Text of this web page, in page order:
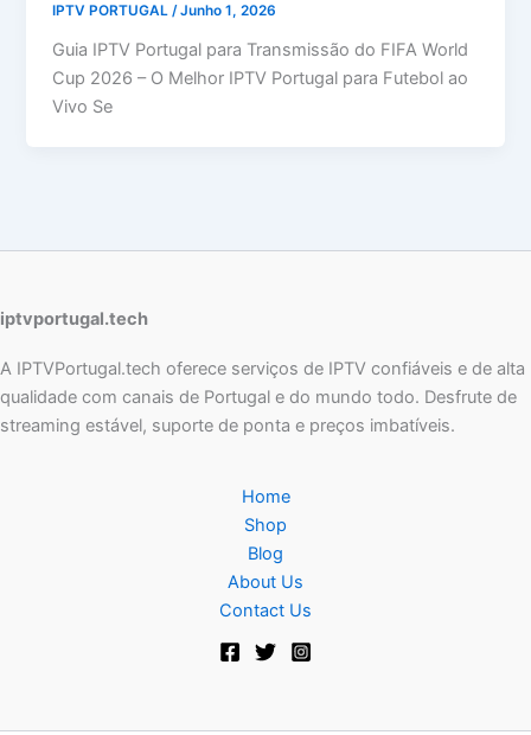
IPTV PORTUGAL/Junho 1, 2026
Guia IPTV Portugal para Transmissão do FIFA World
Cup 2026 – O Melhor IPTV Portugal para Futebol ao
Vivo Se
iptvportugal.tech
A IPTVPortugal.tech oferece serviços de IPTV confiáveis e de alta
qualidade com canais de Portugal e do mundo todo. Desfrute de
streaming estável, suporte de ponta e preços imbatíveis.
Home
Shop
Blog
About Us
Contact Us